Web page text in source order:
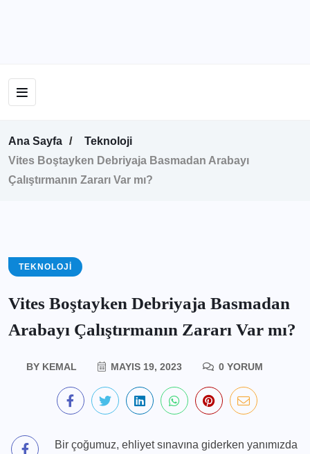
Ana Sayfa
Teknoloji
Vites Boştayken Debriyaja Basmadan Arabayı
Çalıştırmanın Zararı Var mı?
TEKNOLOJI
Vites Boştayken Debriyaja Basmadan
Arabayı Çalıştırmanın Zararı Var mı?
BY KEMAL MAYIS 19, 2023 0 YORUM
Bir çoğumuz, ehliyet sınavına giderken yanımızda